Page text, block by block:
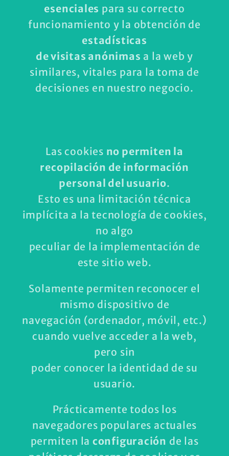
esenciales para su correcto
funcionamiento y la obtención de
estadísticas
de visitas anónimas a la web y
similares, vitales para la toma de
decisiones en nuestro negocio.
Las cookies no permiten la
recopilación de información
personal del usuario.
Esto es una limitación técnica
implícita a la tecnología de cookies,
no algo
peculiar de la implementación de
este sitio web.
Solamente permiten reconocer el
mismo dispositivo de
navegación (ordenador, móvil, etc.)
cuando vuelve acceder a la web,
pero sin
poder conocer la identidad de su
usuario.
Prácticamente todos los
navegadores populares actuales
permiten la configuración de las